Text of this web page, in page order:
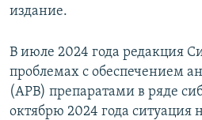
издание.
В июле 2024 года редакция
проблемах с обеспечением
(АРВ) препаратами в ряде
октябрю 2024 года ситуация